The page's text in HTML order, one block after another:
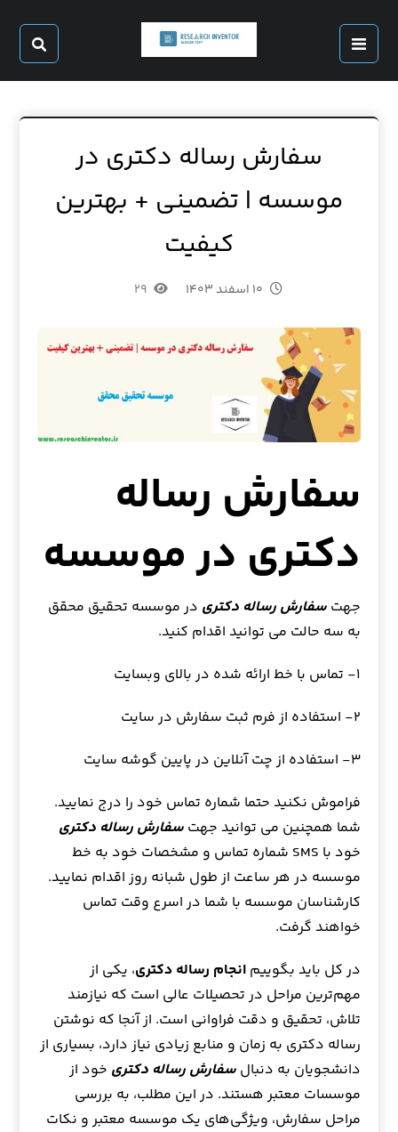
سفارش رساله دکتری در
موسسه | تضمینی + بهترین
کیفیت
۱۰ اسفند ۱۴۰۳ ۲۹
سفارش رساله
دکتری در موسسه
جهتسفارش رساله دکتری در موسسه تحقیق محقق
به سه حالت می توانید اقدام کنید.
۱- تماس با خط ارائه شده در بالای وبسایت
۲- استفاده از فرم ثبت سفارش در سایت
۳- استفاده از چت آنلاین در پایین گوشه سایت
فراموش نکنید حتما شماره تماس خود را درج نمایید.
شما همچنین می توانید جهتسفارش رساله دکتری
خود با SMS شماره تماس و مشخصات خود به خط
موسسه در هر ساعت از طول شبانه روز اقدام نمایید.
کارشناسان موسسه با شما در اسرع وقت تماس
خواهند گرفت.
در کل باید بگوییم انجام رساله دکتری، یکی از
مهم‌ترین مراحل در تحصیلات عالی است که نیازمند
تلاش، تحقیق و دقت فراوانی است. از آنجا که نوشتن
رساله دکتری به زمان و منابع زیادی نیاز دارد، بسیاری از
دانشجویان به دنبالسفارش رساله دکتری خود از
موسسات معتبر هستند. در این مطلب، به بررسی
مراحل سفارش، ویژگی‌های یک موسسه معتبر و نکات